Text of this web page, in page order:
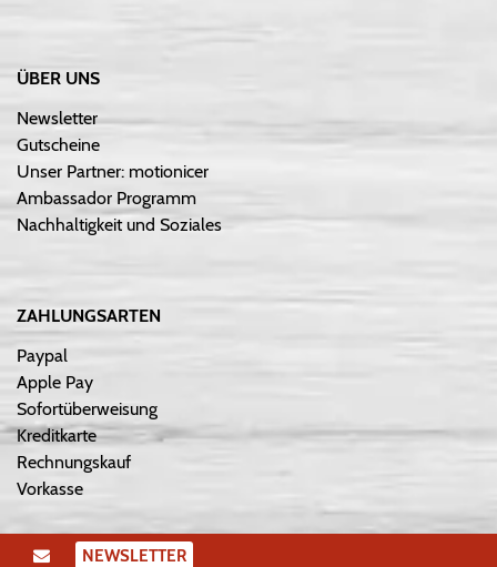
ÜBER UNS
Newsletter
Gutscheine
Unser Partner: motionicer
Ambassador Programm
Nachhaltigkeit und Soziales
ZAHLUNGSARTEN
Paypal
Apple Pay
Sofortüberweisung
Kreditkarte
Rechnungskauf
Vorkasse
NEWSLETTER